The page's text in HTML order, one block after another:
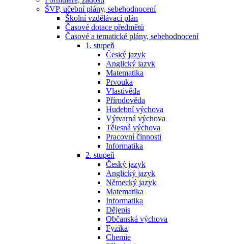
ŠVP, učební plány, sebehodnocení
Školní vzdělávací plán
Časové dotace předmětů
Časové a tematické plány, sebehodnocení
1. stupeň
Český jazyk
Anglický jazyk
Matematika
Prvouka
Vlastivěda
Přírodověda
Hudební výchova
Výtvarná výchova
Tělesná výchova
Pracovní činnosti
Informatika
2. stupeň
Český jazyk
Anglický jazyk
Německý jazyk
Matematika
Informatika
Dějepis
Občanská výchova
Fyzika
Chemie